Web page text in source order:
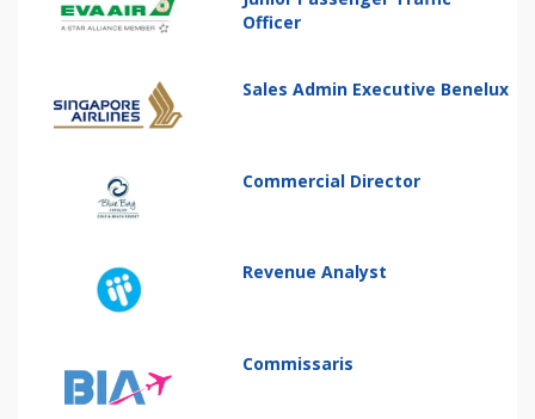
Officer
Sales Admin Executive Benelux
Commercial Director
Revenue Analyst
Commissaris